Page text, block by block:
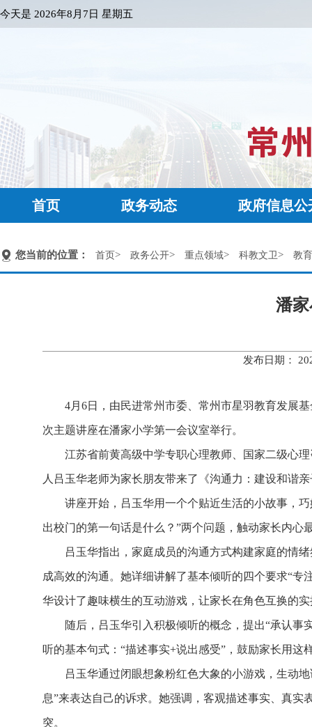
今天是 2026年8月7日 星期五
首页 政务动态 政府信息公
您当前的位置： 首页> 政务公开> 重点领域> 科教文卫> 教
潘
发布日期：
4月6日，由民进常州市委、常州市星羽教育发展
次主题讲座在潘家小学第一会议室举行。
江苏省前黄高级中学专职心理教师、国家二级心
人吕玉华老师为家长朋友带来了《沟通力：建设和谐
讲座开始，吕玉华用一个个贴近生活的小故事，
出校门的第一句话是什么？”两个问题，触动家长内
吕玉华指出，家庭成员的沟通方式构建家庭的情
成高效的沟通。她详细讲解了基本倾听的四个要求“
华设计了趣味横生的互动游戏，让家长在角色互换的
随后，吕玉华引入积极倾听的概念，提出“承认
听的基本句式：“描述事实+说出感受”，鼓励家长用
吕玉华通过闭眼想象粉红色大象的小游戏，生动
息”来表达自己的诉求。她强调，客观描述事实、真
突。